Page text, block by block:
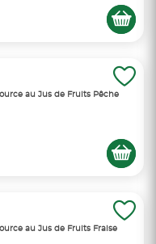
au Jus de Fruits Pêche
au Jus de Fruits Fraise